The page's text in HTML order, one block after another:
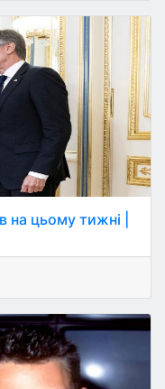
на цьому тижні |